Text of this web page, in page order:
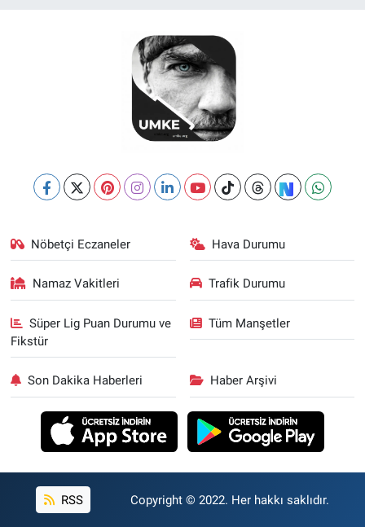
Nöbetçi Eczaneler Hava Durumu
Namaz Vakitleri Trafik Durumu
Süper Lig Puan Durumu ve
Fikstür
Tüm Manşetler
Son Dakika Haberleri Haber Arşivi
RSS Copyright © 2022. Her hakkı saklıdır.